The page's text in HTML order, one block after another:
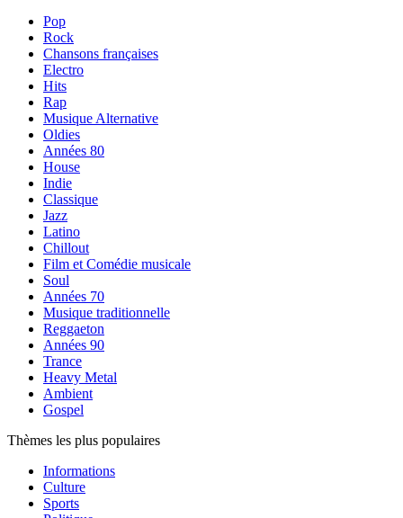
Pop
Rock
Chansons françaises
Electro
Hits
Rap
Musique Alternative
Oldies
Années 80
House
Indie
Classique
Jazz
Latino
Chillout
Film et Comédie musicale
Soul
Années 70
Musique traditionnelle
Reggaeton
Années 90
Trance
Heavy Metal
Ambient
Gospel
Thèmes les plus populaires
Informations
Culture
Sports